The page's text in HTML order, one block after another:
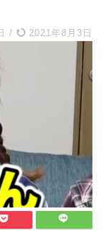
/ 2021年8月3日